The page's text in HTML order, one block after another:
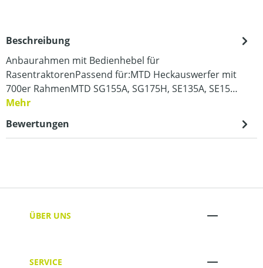
Beschreibung
Anbaurahmen mit Bedienhebel für
RasentraktorenPassend für:MTD Heckauswerfer mit
700er RahmenMTD SG155A, SG175H, SE135A, SE15…
Mehr
Bewertungen
ÜBER UNS
SERVICE